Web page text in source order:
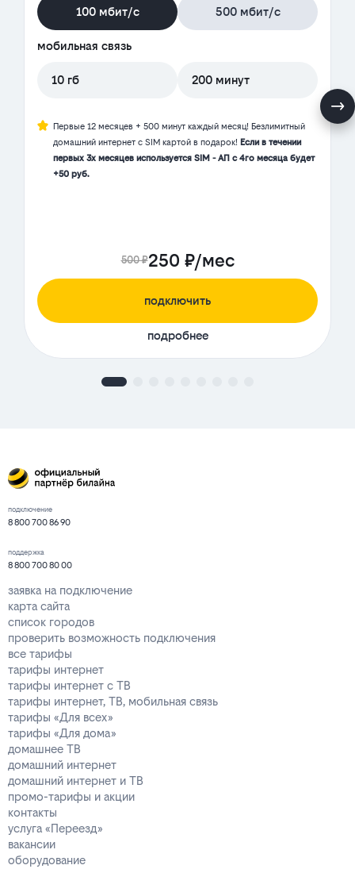
100 мбит/с 500 мбит/с
мобильная связь
10 гб 200 минут
Первые 12 месяцев + 500 минут каждый месяц! Безлимитный
домашний интернет с SIM картой в подарок! Если в течении
первых 3х месяцев используется SIM - АП с 4го месяца будет
+50 руб.
500 ₽250 ₽/мес
подключить
подробнее
подключение
8 800 700 86 90
поддержка
8 800 700 80 00
заявка на подключение
карта сайта
список городов
проверить возможность подключения
все тарифы
тарифы интернет
тарифы интернет с ТВ
тарифы интернет, ТВ, мобильная связь
тарифы «Для всех»
тарифы «Для дома»
домашнее ТВ
домашний интернет
домашний интернет и ТВ
промо-тарифы и акции
контакты
услуга «Переезд»
вакансии
оборудование